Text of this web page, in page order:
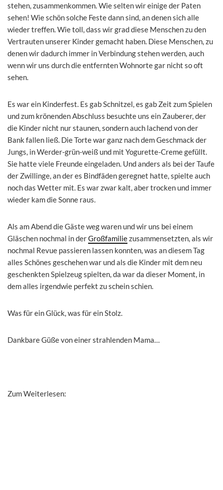
stehen, zusammenkommen. Wie selten wir einige der Paten
sehen! Wie schön solche Feste dann sind, an denen sich alle
wieder treffen. Wie toll, dass wir grad diese Menschen zu den
Vertrauten unserer Kinder gemacht haben. Diese Menschen, zu
denen wir dadurch immer in Verbindung stehen werden, auch
wenn wir uns durch die entfernten Wohnorte gar nicht so oft
sehen.
Es war ein Kinderfest. Es gab Schnitzel, es gab Zeit zum Spielen
und zum krönenden Abschluss besuchte uns ein Zauberer, der
die Kinder nicht nur staunen, sondern auch lachend von der
Bank fallen ließ. Die Torte war ganz nach dem Geschmack der
Jungs, in Werder-grün-weiß und mit Yogurette-Creme gefüllt.
Sie hatte viele Freunde eingeladen. Und anders als bei der Taufe
der Zwillinge, an der es Bindfäden geregnet hatte, spielte auch
noch das Wetter mit. Es war zwar kalt, aber trocken und immer
wieder kam die Sonne raus.
Als am Abend die Gäste weg waren und wir uns bei einem
Gläschen nochmal in derGroßfamiliezusammensetzten, als wir
nochmal Revue passieren lassen konnten, was an diesem Tag
alles Schönes geschehen war und als die Kinder mit dem neu
geschenkten Spielzeug spielten, da war da dieser Moment, in
dem alles irgendwie perfekt zu schein schien.
Was für ein Glück, was für ein Stolz.
Dankbare Güße von einer strahlenden Mama…
Zum Weiterlesen: